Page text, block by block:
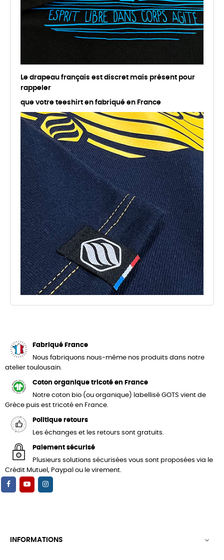
Le drapeau français est discret mais présent pour
rappeler
que votre teeshirt en fabriqué en France
Fabriqué France
Nous fabriquons nous-même nos produits dans notre
atelier toulousain.
Coton organique tricoté en France
Notre coton bio (ou organique) labellisé GOTS vient de
Grèce puis est tricoté en France.
Politique retours
Les échanges et les retours sont gratuits.
Paiement sécurisé
Plusieurs solutions sécurisées vous sont proposées via le
Crédit Mutuel, Paypal ou le virement.
INFORMATIONS 